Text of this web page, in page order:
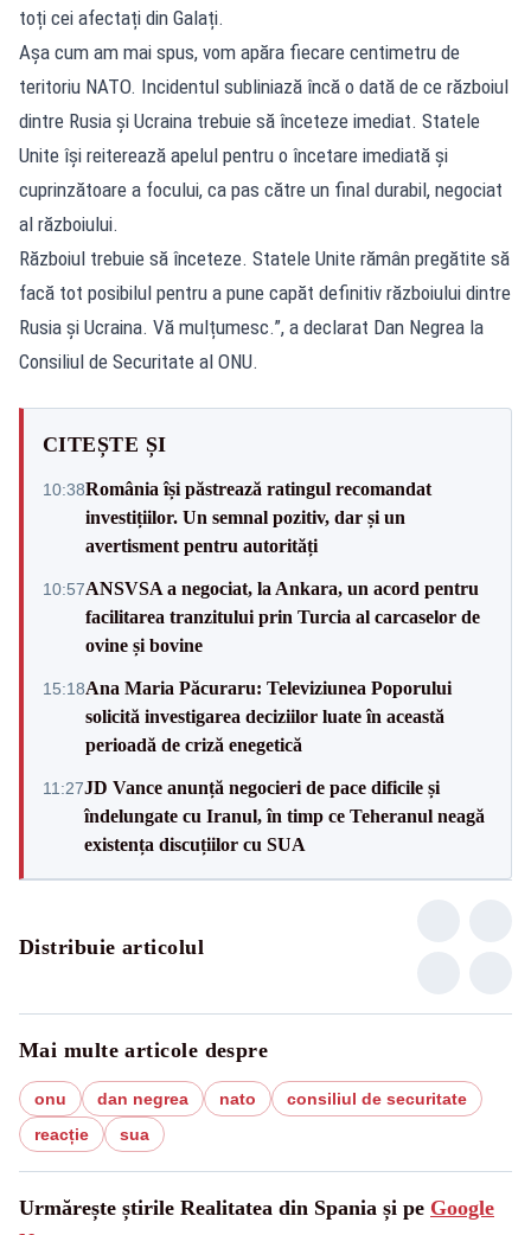
toți cei afectați din Galați.
Așa cum am mai spus, vom apăra fiecare centimetru de
teritoriu NATO. Incidentul subliniază încă o dată de ce războiul
dintre Rusia și Ucraina trebuie să înceteze imediat. Statele
Unite își reiterează apelul pentru o încetare imediată și
cuprinzătoare a focului, ca pas către un final durabil, negociat
al războiului.
Războiul trebuie să înceteze. Statele Unite rămân pregătite să
facă tot posibilul pentru a pune capăt definitiv războiului dintre
Rusia și Ucraina. Vă mulțumesc.”, a declarat Dan Negrea la
Consiliul de Securitate al ONU.
CITEȘTE ȘI
10:38România își păstrează ratingul recomandat
investițiilor. Un semnal pozitiv, dar și un
avertisment pentru autorități
10:57ANSVSA a negociat, la Ankara, un acord pentru
facilitarea tranzitului prin Turcia al carcaselor de
ovine și bovine
15:18Ana Maria Păcuraru: Televiziunea Poporului
solicită investigarea deciziilor luate în această
perioadă de criză enegetică
11:27JD Vance anunță negocieri de pace dificile și
îndelungate cu Iranul, în timp ce Teheranul neagă
existența discuțiilor cu SUA
Distribuie articolul
Mai multe articole despre
onu dan negrea nato
consiliul de securitate
reacție
sua
Urmărește știrile Realitatea din Spania și pe Google